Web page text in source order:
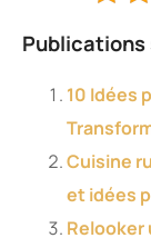
10 Idées
Cuisine
et idées
Relooker